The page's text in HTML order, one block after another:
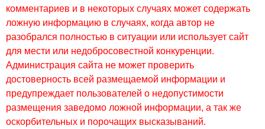
комментариев и в некоторых случаях может содержать
ложную информацию в случаях, когда автор не
разобрался полностью в ситуации или использует сайт
для мести или недобросовестной конкуренции.
Администрация сайта не может проверить
достоверность всей размещаемой информации и
предупреждает пользователей о недопустимости
размещения заведомо ложной информации, а так же
оскорбительных и порочащих высказываний.